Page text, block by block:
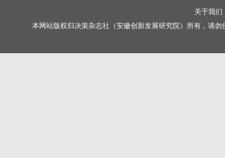
关于我们
本网站版权归决策杂志社（安徽创新发展研究院）所有，请